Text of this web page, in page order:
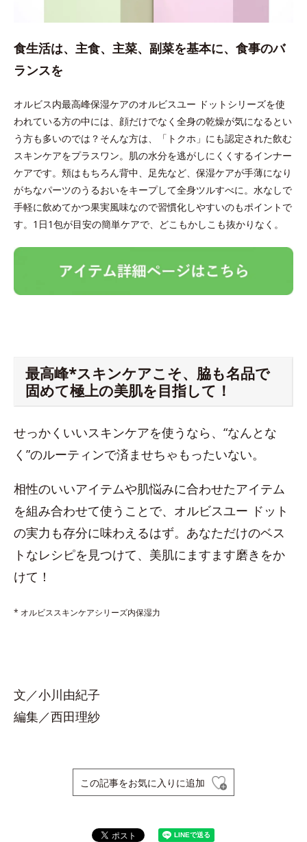
食生活は、主食、主菜、副菜を基本に、食事のバ
ランスを
オルビス内最高峰保湿ケアのオルビスユー ドットシリーズを使
われている方の中には、顔だけでなく全身の乾燥が気になるとい
う方も多いのでは？そんな方は、「トクホ」にも認定された飲む
スキンケアをプラスワン。肌の水分を逃がしにくくするインナー
ケアです。頬はもちろん背中、足先など、保湿ケアが手薄になり
がちなパーツのうるおいをキープして全身ツルすべに。水なしで
手軽に飲めてかつ果実風味なので習慣化しやすいのもポイントで
す。1日1包が目安の簡単ケアで、どこもかしこも抜かりなく。
最高峰*スキンケアこそ、脇も名品で
固めて極上の美肌を目指して！
せっかくいいスキンケアを使うなら、“なんとな
く”のルーティンで済ませちゃもったいない。
相性のいいアイテムや肌悩みに合わせたアイテム
を組み合わせて使うことで、オルビスユー ドット
の実力も存分に味わえるはず。あなただけのベス
トなレシピを見つけて、美肌にますます磨きをか
けて！
* オルビススキンケアシリーズ内保湿力
文／小川由紀子
編集／西田理紗
この記事をお気に入りに追加